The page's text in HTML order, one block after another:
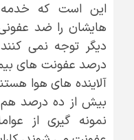
این است که
هایشان را ضد
دیگر توجه نمی
درصد عفونت های
آلاینده های هوا
بیش از ده درصد هم
نمونه گیری از